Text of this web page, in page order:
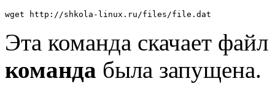
wget http://shkola-linux.ru/files/file.dat
Эта команда скачает файл
команда была запущена.